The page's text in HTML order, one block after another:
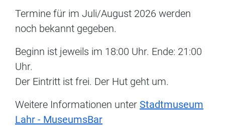
Termine für im Juli/August 2026 werden
noch bekannt gegeben.
Beginn ist jeweils im 18:00 Uhr. Ende: 21:00
Uhr.
Der Eintritt ist frei. Der Hut geht um.
Weitere Informationen unter Stadtmuseum
Lahr - MuseumsBar